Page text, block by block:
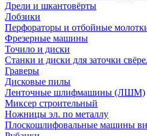
Дрели и шкантовёрты
Лобзики
Перфораторы и отбойные
Фрезерные машины
Точило и диски
Станки и диски для заточки
Граверы
Дисковые пилы
Ленточные шлифмашины (ЛШМ)
Миксер строительный
Ножницы эл. по металлу
Плоскошлифовальные машины